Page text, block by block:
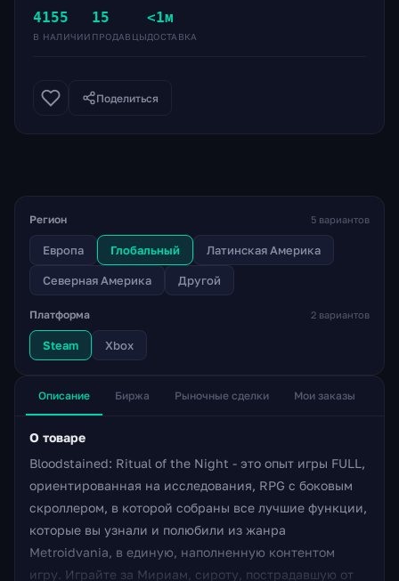
4155
В НАЛИЧИИ
15
ПРОДАВЦЫ
<1м
ДОСТАВКА
Поделиться
Регион 5 вариантов
Европа Глобальный Латинская Америка
Северная Америка Другой
Платформа 2 вариантов
Steam Xbox
Описание Биржа Рыночные сделки Мои заказы
О товаре
Bloodstained: Ritual of the Night - это опыт игры FULL,
ориентированная на исследования, RPG с боковым
скроллером, в которой собраны все лучшие функции,
которые вы узнали и полюбили из жанра
Metroidvania, в единую, наполненную контентом
игру. Играйте за Мириам, сироту, пострадавшую от